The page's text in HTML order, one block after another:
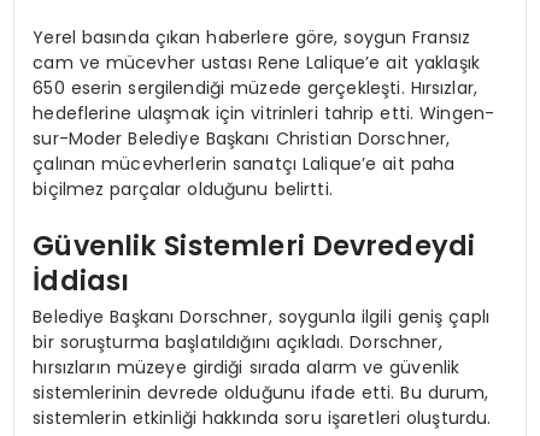
Yerel basında çıkan haberlere göre, soygun Fransız
cam ve mücevher ustası Rene Lalique’e ait yaklaşık
650 eserin sergilendiği müzede gerçekleşti. Hırsızlar,
hedeflerine ulaşmak için vitrinleri tahrip etti. Wingen-
sur-Moder Belediye Başkanı Christian Dorschner,
çalınan mücevherlerin sanatçı Lalique’e ait paha
biçilmez parçalar olduğunu belirtti.
Güvenlik Sistemleri Devredeydi
İddiası
Belediye Başkanı Dorschner, soygunla ilgili geniş çaplı
bir soruşturma başlatıldığını açıkladı. Dorschner,
hırsızların müzeye girdiği sırada alarm ve güvenlik
sistemlerinin devrede olduğunu ifade etti. Bu durum,
sistemlerin etkinliği hakkında soru işaretleri oluşturdu.